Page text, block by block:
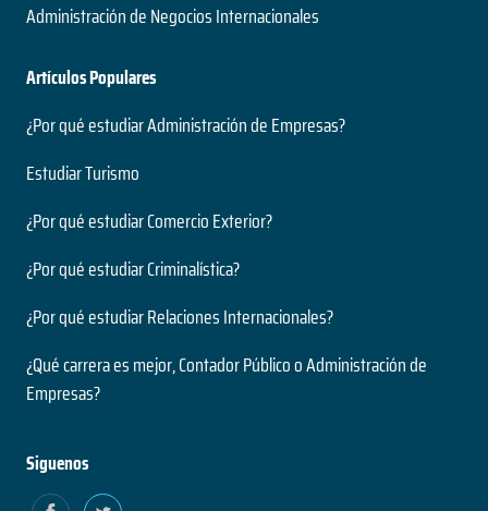
Administración de Negocios Internacionales
Artículos Populares
¿Por qué estudiar Administración de Empresas?
Estudiar Turismo
¿Por qué estudiar Comercio Exterior?
¿Por qué estudiar Criminalística?
¿Por qué estudiar Relaciones Internacionales?
¿Qué carrera es mejor, Contador Público o Administración de
Empresas?
Siguenos